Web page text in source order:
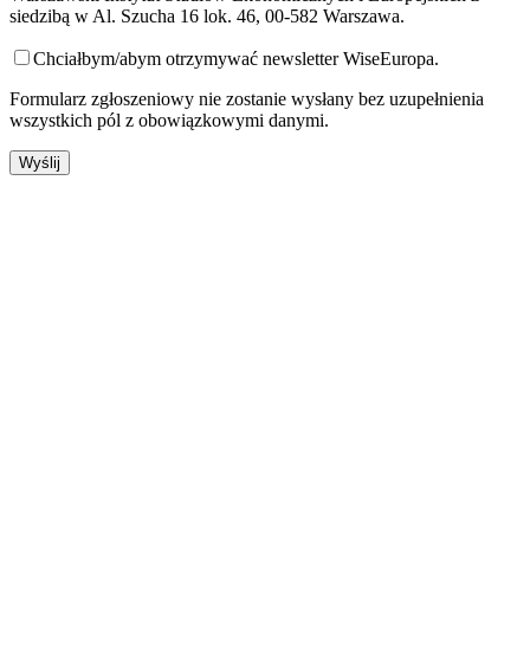
siedzibą w Al. Szucha 16 lok. 46, 00-582 Warszawa.
Chciałbym/abym otrzymywać newsletter WiseEuropa.
Formularz zgłoszeniowy nie zostanie wysłany bez uzupełnienia
wszystkich pól z obowiązkowymi danymi.